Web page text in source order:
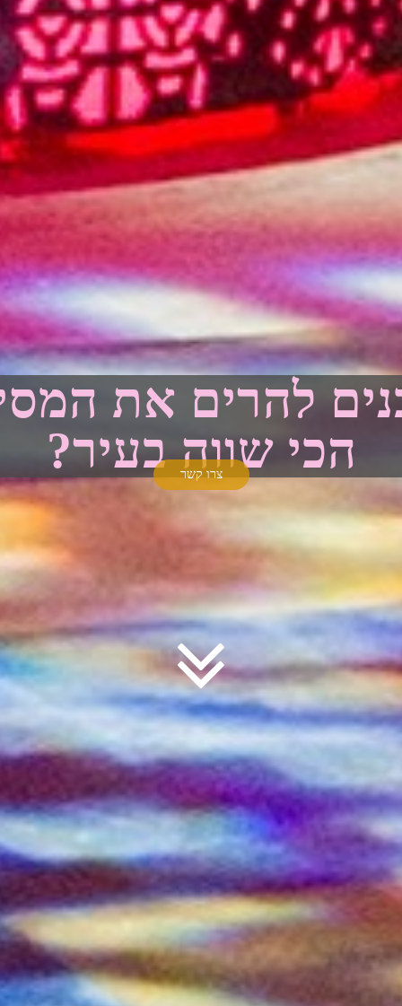
להרים את
הכי שווה בעיר?
צרו קשר